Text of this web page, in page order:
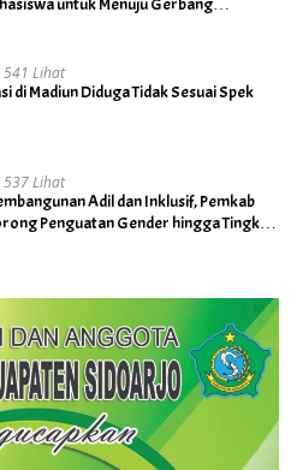
541 Lihat
di Madiun Diduga Tidak Sesuai Spek
537 Lihat
Adil dan Inklusif, Pemkab
Penguatan Gender hingga Tingkat